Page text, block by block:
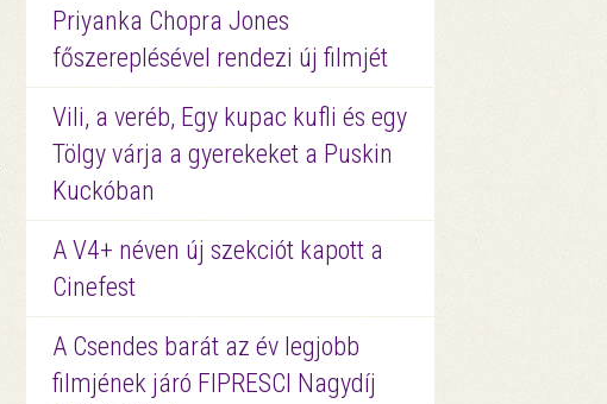
Priyanka Chopra Jones
főszereplésével rendezi új filmjét
Vili, a veréb, Egy kupac kufli és egy
Tölgy várja a gyerekeket a Puskin
Kuckóban
A V4+ néven új szekciót kapott a
Cinefest
A Csendes barát az év legjobb
filmjének járó FIPRESCI Nagydíj